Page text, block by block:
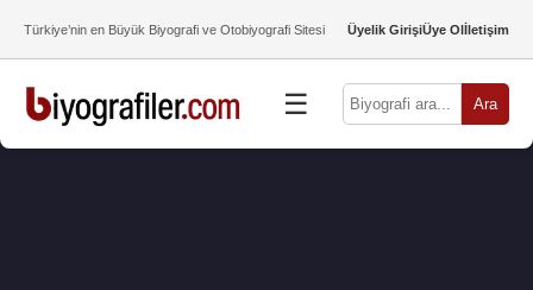
Türkiye’nin en Büyük Biyografi ve Otobiyografi Sitesi Üyelik GirişiÜye Olİletişim
☰ Ara